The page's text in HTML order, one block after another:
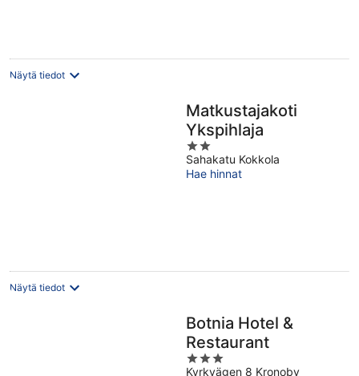
Näytä tiedot
Matkustajakoti
Ykspihlaja
2
out
of
Sahakatu Kokkola
Hae hinnat
Näytä tiedot
Botnia Hotel &
Restaurant
3
Kyrkvägen 8 Kronoby